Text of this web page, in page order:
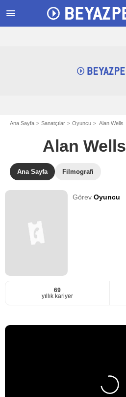
menu
Ana Sayfa Sanatçılar Oyuncu Alan Wells
Alan Wells
Ana Sayfa Filmografi
GörevOyuncu
69
yıllık kariyer